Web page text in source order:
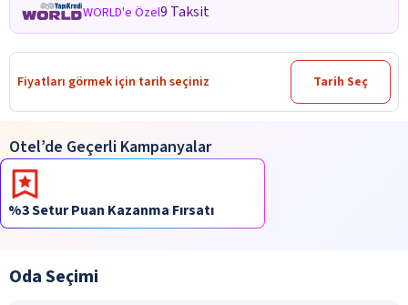
WORLD'e Özel9 Taksit
Fiyatları görmek için tarih seçiniz Tarih Seç
Otel’de Geçerli Kampanyalar
%3 Setur Puan Kazanma Fırsatı
Oda Seçimi